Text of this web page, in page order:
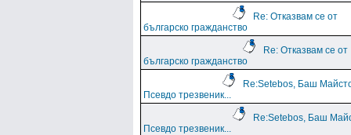
Re: Отказвам се от
българско гражданство
Re: Отказвам се от
българско гражданство
Re:Setebos, Баш
Псевдо трезвеник...
Re:Setebos, Баш
Псевдо трезвеник...